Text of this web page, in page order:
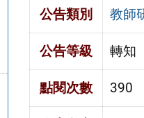
公告類別 教師
公告等級 轉知
點閱次數 390